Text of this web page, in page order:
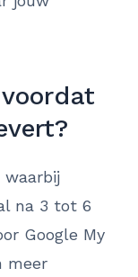
waarbij
na 3 tot 6
Google My
meer